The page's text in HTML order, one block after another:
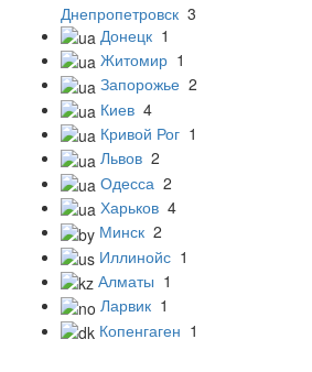
Днепропетровск 3
Донецк 1
Житомир 1
Запорожье 2
Киев 4
Кривой Рог 1
Львов 2
Одесса 2
Харьков 4
Минск 2
Иллинойс 1
Алматы 1
Ларвик 1
Копенгаген 1